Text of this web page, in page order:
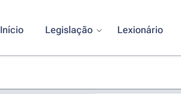
Início Legislação Lexionário